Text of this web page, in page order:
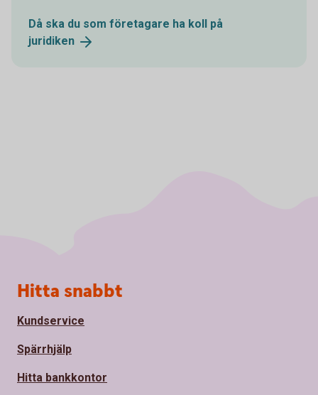
Då ska du som företagare ha koll på
juridiken
Sidfot
Hitta snabbt
Kundservice
Spärrhjälp
Hitta bankkontor